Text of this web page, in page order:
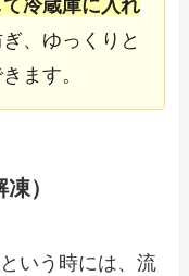
冷蔵庫に入れ
、ゆっくりと
ます。
）
いう時には、流